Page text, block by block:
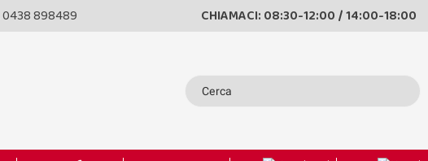
0438 898489 CHIAMACI: 08:30-12:00 / 14:00-18:00